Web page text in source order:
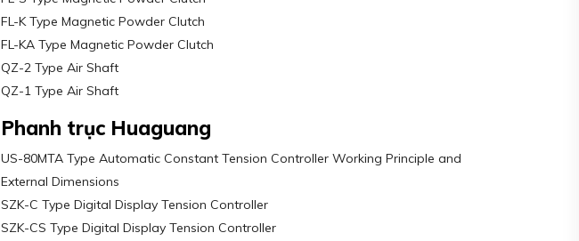
FL-K Type Magnetic Powder Clutch
FL-KA Type Magnetic Powder Clutch
QZ-2 Type Air Shaft
QZ-1 Type Air Shaft
Phanh trục Huaguang
US-80MTA Type Automatic Constant Tension Controller Working Principle and
External Dimensions
SZK-C Type Digital Display Tension Controller
SZK-CS Type Digital Display Tension Controller